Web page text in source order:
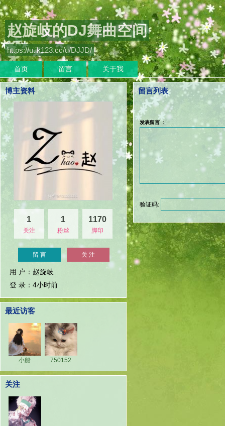
赵旋岐的DJ舞曲空间
https://u.ik123.cc/u/DJJD/
首页 留言 关于我
博主资料
1
关注
1
粉丝
1170
脚印
留 言 关 注
用 户：赵旋岐
登 录：4小时前
最近访客
小船 750152
关注
留言列表
发表留言 ：
验证码: